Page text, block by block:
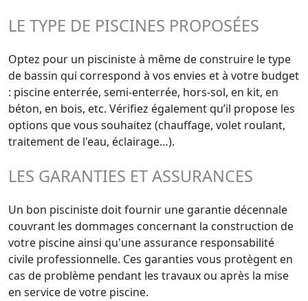
LE TYPE DE PISCINES PROPOSÉES
Optez pour un pisciniste à même de construire le type
de bassin qui correspond à vos envies et à votre budget
: piscine enterrée, semi-enterrée, hors-sol, en kit, en
béton, en bois, etc. Vérifiez également qu’il propose les
options que vous souhaitez (chauffage, volet roulant,
traitement de l'eau, éclairage…).
LES GARANTIES ET ASSURANCES
Un bon pisciniste doit fournir une garantie décennale
couvrant les dommages concernant la construction de
votre piscine ainsi qu'une assurance responsabilité
civile professionnelle. Ces garanties vous protègent en
cas de problème pendant les travaux ou après la mise
en service de votre piscine.